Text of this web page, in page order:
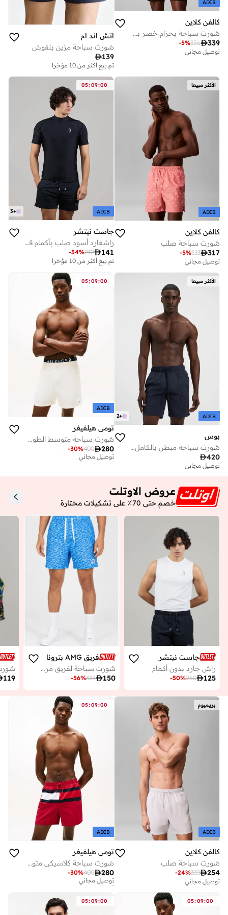
ADIB
كالفن كلاين
شورت سباحة بحزام خصر بشعار مزدوج
339
356
-5%
توصيل مجاني
اتش اند ام
شورت سباحة مزين بنقوش
139
تم بيع أكثر من 10 مؤخرا
الأكثر مبيعا
ADIB
كالفن كلاين
شورت سباحة صلب
317
333
-5%
توصيل مجاني
05:09:00
+
3 ADIB
جاست نيتشر
راشغارد أسود صلب بأكمام قصيرة سريع الجفاف
141
212
-34%
تم بيع أكثر من 10 مؤخرا
الأكثر مبيعا
+
2 ADIB
بوس
شورت سباحة مبطن بالكامل مع تطريز شعار ثلاثي الأبعاد
420
توصيل مجاني
05:09:00
ADIB
تومي هيلفيغر
شورت سباحة متوسط الطول بخصر مزدوج
280
400
-30%
أفضل سعر لهذا العام
توصيل مجاني
أفضل سعر لهذا العام
عروض الاوتلت
خصم حتى 70٪ على تشكيلات مختارة
جاست نيتشر
راش جارد بدون أكمام
125
250
-50%
فريق AMG بتروناس للفورمولا 1
شورت سباحة لفريق مرسيدس-آي إم جي بتروناس للفورمولا 1 – ممنوع الغوص
150
334
-56%
119
بريميوم
ADIB
كالفن كلاين
شورت سباحة صلب
254
333
-24%
توصيل مجاني
05:09:00
ADIB
تومي هيلفيغر
شورت سباحة كلاسيكي متوسط الطول بألوان متضاربة
280
400
-30%
أفضل سعر لهذا العام
توصيل مجاني
أفضل سعر لهذا العام
05:09:00
05:09:00